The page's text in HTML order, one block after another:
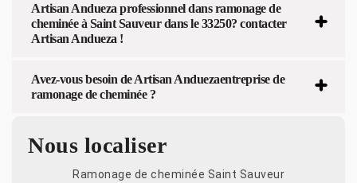
Artisan Andueza professionnel dans ramonage de
cheminée à Saint Sauveur dans le 33250? contacter
Artisan Andueza !
Avez-vous besoin de Artisan Anduezaentreprise de
ramonage de cheminée ?
Nous localiser
Ramonage de cheminée Saint Sauveur